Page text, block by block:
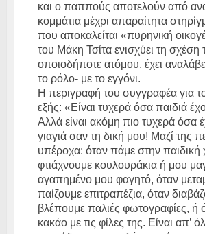
και ο παππούς αποτελούν από
κομμάτια μέχρι απαραίτητα
που αποκαλείται «πυρηνική
του Μάκη Τσίτα ενισχύει τη σχέση
οποιoδήποτε ατόμου, έχει
το ρόλο- με το εγγόνι.
Η περιγραφή του συγγραφέα για το
εξής: «Είναι τυχερά όσα παιδιά
Αλλά είναι ακόμη πιο τυχερά όσα
γιαγιά σαν τη δική μου! Μαζί της
υπέροχα: όταν πάμε στην παιδική
φτιάχνουμε κουλουράκια ή μου
αγαπημένο μου φαγητό, όταν
παίζουμε επιτραπέζια, όταν
βλέπουμε παλιές φωτογραφίες, ή
κακάο με τις φίλες της. Είναι απ’